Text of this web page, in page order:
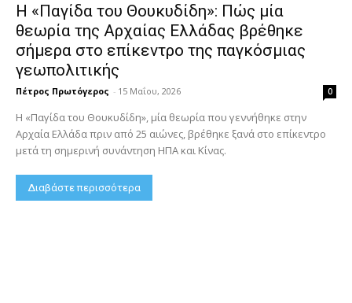
Η «Παγίδα του Θουκυδίδη»: Πώς μία
θεωρία της Αρχαίας Ελλάδας βρέθηκε
σήμερα στο επίκεντρο της παγκόσμιας
γεωπολιτικής
Πέτρος Πρωτόγερος - 15 Μαΐου, 2026 0
Η «Παγίδα του Θουκυδίδη», μία θεωρία που γεννήθηκε στην
Αρχαία Ελλάδα πριν από 25 αιώνες, βρέθηκε ξανά στο επίκεντρο
μετά τη σημερινή συνάντηση ΗΠΑ και Κίνας.
Διαβάστε περισσότερα